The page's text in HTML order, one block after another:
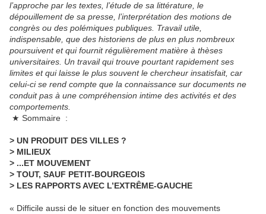
l’approche par les textes, l’étude de sa littérature, le
dépouillement de sa presse, l’interprétation des motions de
congrès ou des polémiques publiques. Travail utile,
indispensable, que des historiens de plus en plus nombreux
poursuivent et qui fournit régulièrement matière à thèses
universitaires. Un travail qui trouve pourtant rapidement ses
limites et qui laisse le plus souvent le chercheur insatisfait, car
celui-ci se rend compte que la connaissance sur documents ne
conduit pas à une compréhension intime des activités et des
comportements.
★ Sommaire :
> UN PRODUIT DES VILLES ?
> MILIEUX
> ...ET MOUVEMENT
> TOUT, SAUF PETIT-BOURGEOIS
> LES RAPPORTS AVEC L’EXTRÊME-GAUCHE
« Difficile aussi de le situer en fonction des mouvements